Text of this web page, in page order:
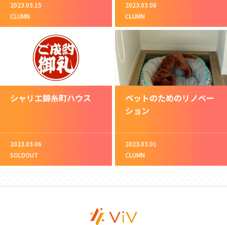
2023.03.15
CLUMN
2023.03.08
CLUMN
シャリエ錦糸町ハウス
2023.03.06
SOLDOUT
ペットのためのリノベー
ション
2023.03.01
CLUMN